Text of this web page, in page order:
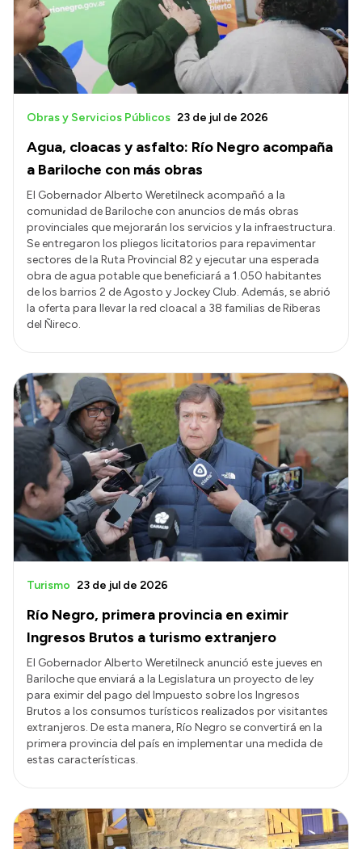
Agua, cloacas y asfalto: Río Negro acompaña
a Bariloche con más obras
Obras y Servicios Públicos 23 de jul de 2026
El Gobernador Alberto Weretilneck acompañó a la
comunidad de Bariloche con anuncios de más obras
provinciales que mejorarán los servicios y la infraestructura.
Se entregaron los pliegos licitatorios para repavimentar
sectores de la Ruta Provincial 82 y ejecutar una esperada
obra de agua potable que beneficiará a 1.050 habitantes
de los barrios 2 de Agosto y Jockey Club. Además, se abrió
la oferta para llevar la red cloacal a 38 familias de Riberas
del Ñireco.
Río Negro, primera provincia en eximir
Ingresos Brutos a turismo extranjero
Turismo 23 de jul de 2026
El Gobernador Alberto Weretilneck anunció este jueves en
Bariloche que enviará a la Legislatura un proyecto de ley
para eximir del pago del Impuesto sobre los Ingresos
Brutos a los consumos turísticos realizados por visitantes
extranjeros. De esta manera, Río Negro se convertirá en la
primera provincia del país en implementar una medida de
estas características.